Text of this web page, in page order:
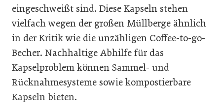
eingeschweißt sind. Diese Kapseln stehen
vielfach wegen der großen Müllberge ähnlich
in der Kritik wie die unzähligen Coffee-to-go-
Becher. Nachhaltige Abhilfe für das
Kapselproblem können Sammel- und
Rücknahmesysteme sowie kompostierbare
Kapseln bieten.